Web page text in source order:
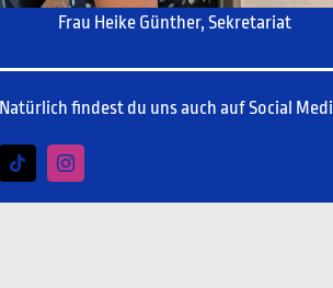
Frau Heike Günther, Sekretariat
Natürlich findest du uns auch auf Social